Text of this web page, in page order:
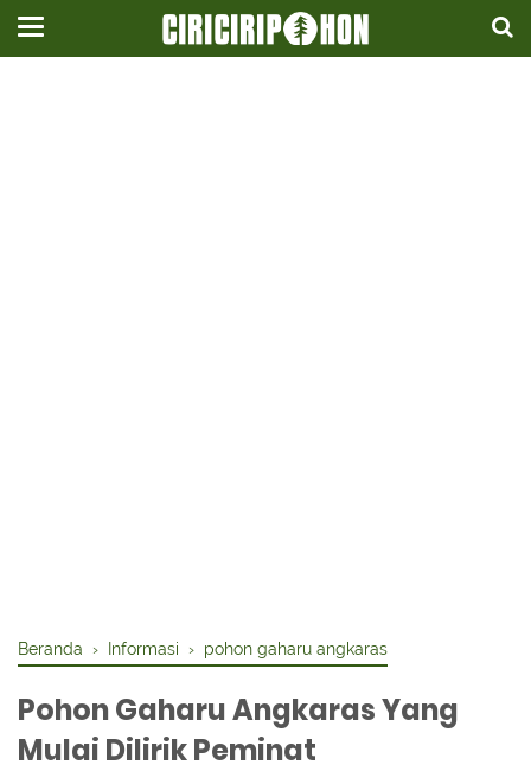
Beranda › Informasi › pohon gaharu angkaras
Pohon Gaharu Angkaras Yang
Mulai Dilirik Peminat